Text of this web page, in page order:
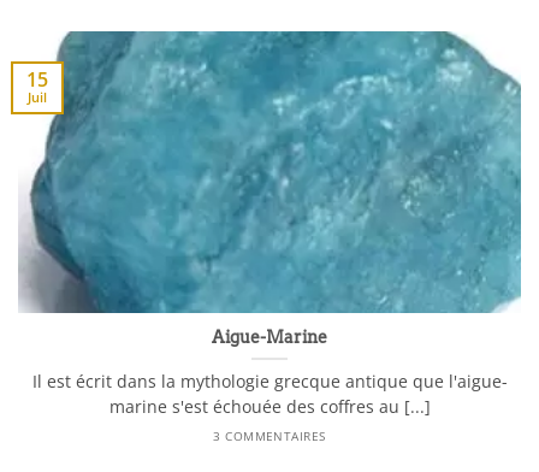
Aigue-Marine
Il est écrit dans la mythologie grecque antique que l'aigue-
marine s'est échouée des coffres au [...]
3 COMMENTAIRES
15
Juil